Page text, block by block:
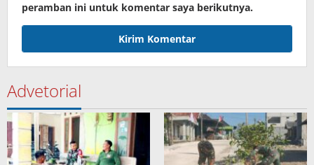
peramban ini untuk komentar saya berikutnya.
Advetorial